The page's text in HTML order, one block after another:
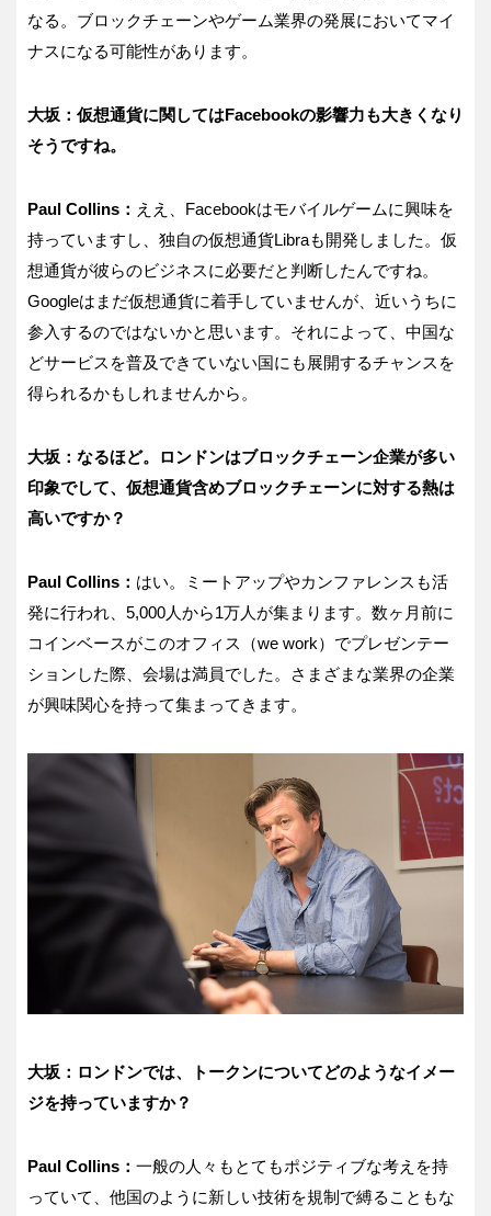
なる。ブロックチェーンやゲーム業界の発展においてマイ
ナスになる可能性があります。
大坂：仮想通貨に関してはFacebookの影響力も大きくなり
そうですね。
Paul Collins： ええ、Facebookはモバイルゲームに興味を
持っていますし、独自の仮想通貨Libraも開発しました。仮
想通貨が彼らのビジネスに必要だと判断したんですね。
Googleはまだ仮想通貨に着手していませんが、近いうちに
参入するのではないかと思います。それによって、中国な
どサービスを普及できていない国にも展開するチャンスを
得られるかもしれませんから。
大坂：なるほど。ロンドンはブロックチェーン企業が多い
印象でして、仮想通貨含めブロックチェーンに対する熱は
高いですか？
Paul Collins： はい。ミートアップやカンファレンスも活
発に行われ、5,000人から1万人が集まります。数ヶ月前に
コインベースがこのオフィス（we work）でプレゼンテー
ションした際、会場は満員でした。さまざまな業界の企業
が興味関心を持って集まってきます。
大坂：ロンドンでは、トークンについてどのようなイメー
ジを持っていますか？
Paul Collins： 一般の人々もとてもポジティブな考えを持
っていて、他国のように新しい技術を規制で縛ることもな